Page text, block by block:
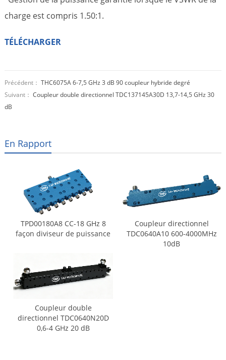
charge est compris 1.50:1.
TÉLÉCHARGER
Précédent： THC6075A 6-7,5 GHz 3 dB 90 coupleur hybride degré
Suivant： Coupleur double directionnel TDC137145A30D 13,7-14,5 GHz 30
dB
En Rapport
TPD00180A8 CC-18 GHz 8
façon diviseur de puissance
Coupleur directionnel
TDC0640A10 600-4000MHz
10dB
Coupleur double
directionnel TDC0640N20D
0,6-4 GHz 20 dB